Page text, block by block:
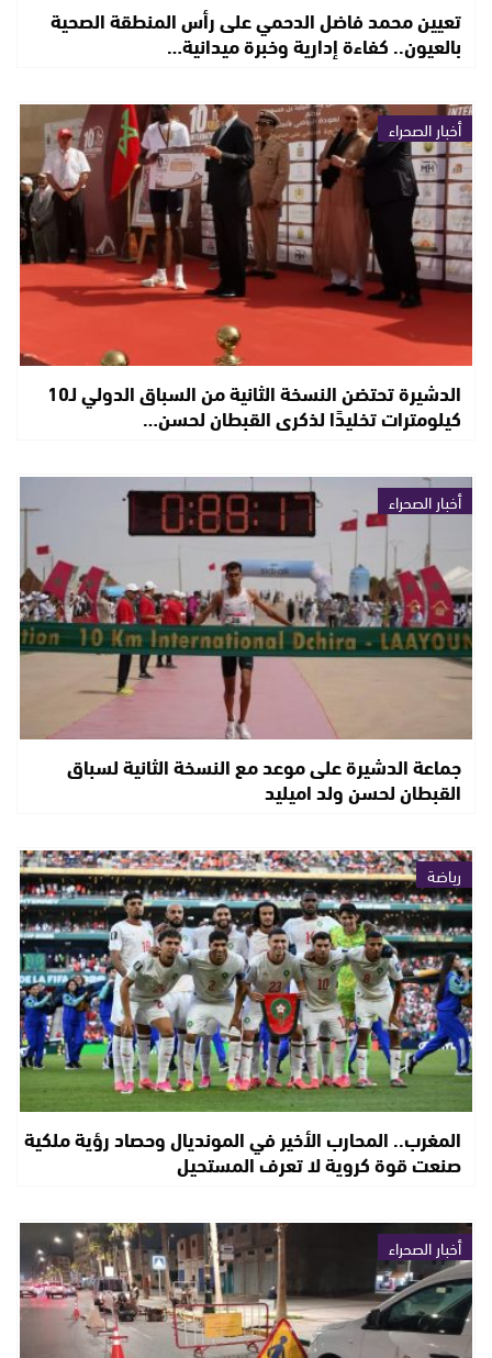
تعيين محمد فاضل الدحمي على رأس المنطقة الصحية
بالعيون.. كفاءة إدارية وخبرة ميدانية…
أخبار الصحراء
الدشيرة تحتضن النسخة الثانية من السباق الدولي لـ10
كيلومترات تخليدًا لذكرى القبطان لحسن…
أخبار الصحراء
جماعة الدشيرة على موعد مع النسخة الثانية لسباق
القبطان لحسن ولد اميليد
رياضة
المغرب.. المحارب الأخير في المونديال وحصاد رؤية ملكية
صنعت قوة كروية لا تعرف المستحيل
أخبار الصحراء